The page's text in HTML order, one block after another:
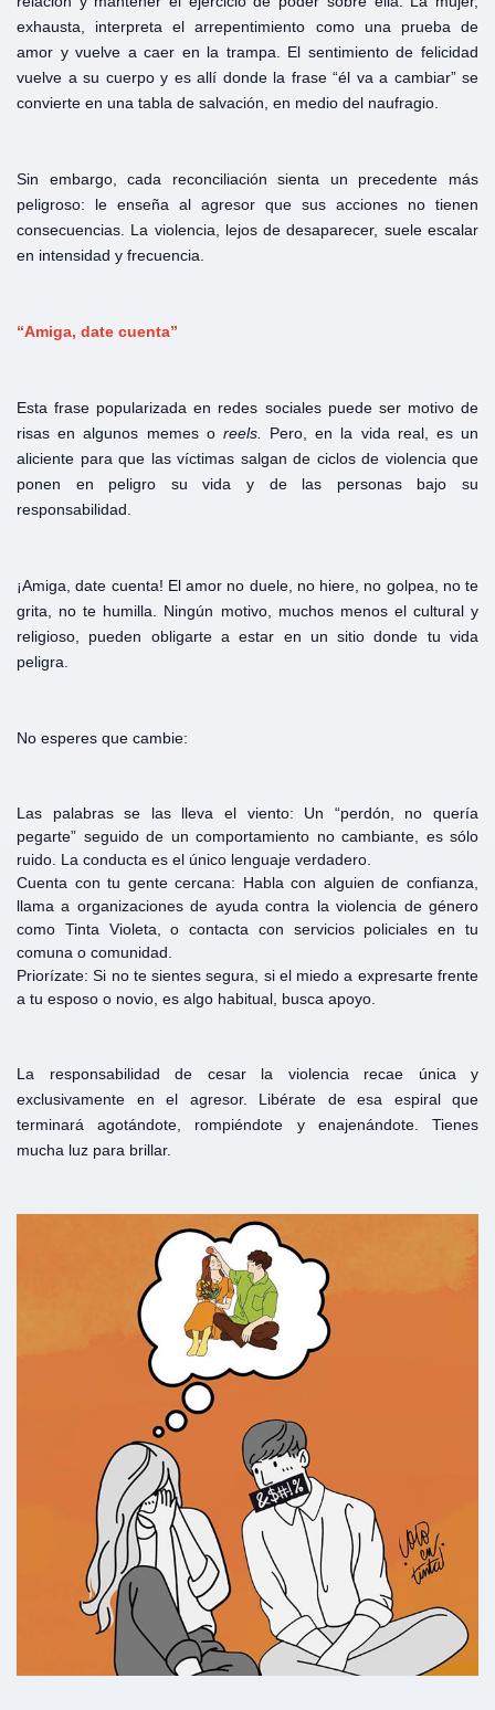
exhausta, interpreta el arrepentimiento como una prueba de
amor y vuelve a caer en la trampa. El sentimiento de felicidad
vuelve a su cuerpo y es allí donde la frase “él va a cambiar” se
convierte en una tabla de salvación, en medio del naufragio.
Sin embargo, cada reconciliación sienta un precedente más
peligroso: le enseña al agresor que sus acciones no tienen
consecuencias. La violencia, lejos de desaparecer, suele escalar
en intensidad y frecuencia.
“Amiga, date cuenta”
Esta frase popularizada en redes sociales puede ser motivo de
risas en algunos memes o reels.
Pero, en la vida real, es un
aliciente para que las víctimas salgan de ciclos de violencia que
ponen en peligro su vida y de las personas bajo su
responsabilidad.
¡Amiga, date cuenta! El amor no duele, no hiere, no golpea, no te
grita, no te humilla. Ningún motivo, muchos menos el cultural y
religioso, pueden obligarte a estar en un sitio donde tu vida
peligra.
No esperes que cambie:
Las palabras se las lleva el viento: Un “perdón, no quería
pegarte” seguido de un comportamiento no cambiante, es sólo
ruido. La conducta es el único lenguaje verdadero.
Cuenta con tu gente cercana: Habla con alguien de confianza,
llama a organizaciones de ayuda contra la violencia de género
como Tinta Violeta, o contacta con servicios policiales en tu
comuna o comunidad.
Priorízate: Si no te sientes segura, si el miedo a expresarte frente
a tu esposo o novio, es algo habitual, busca apoyo.
La responsabilidad de cesar la violencia recae única y
exclusivamente en el agresor. Libérate de esa espiral que
terminará agotándote, rompiéndote y enajenándote. Tienes
mucha luz para brillar.